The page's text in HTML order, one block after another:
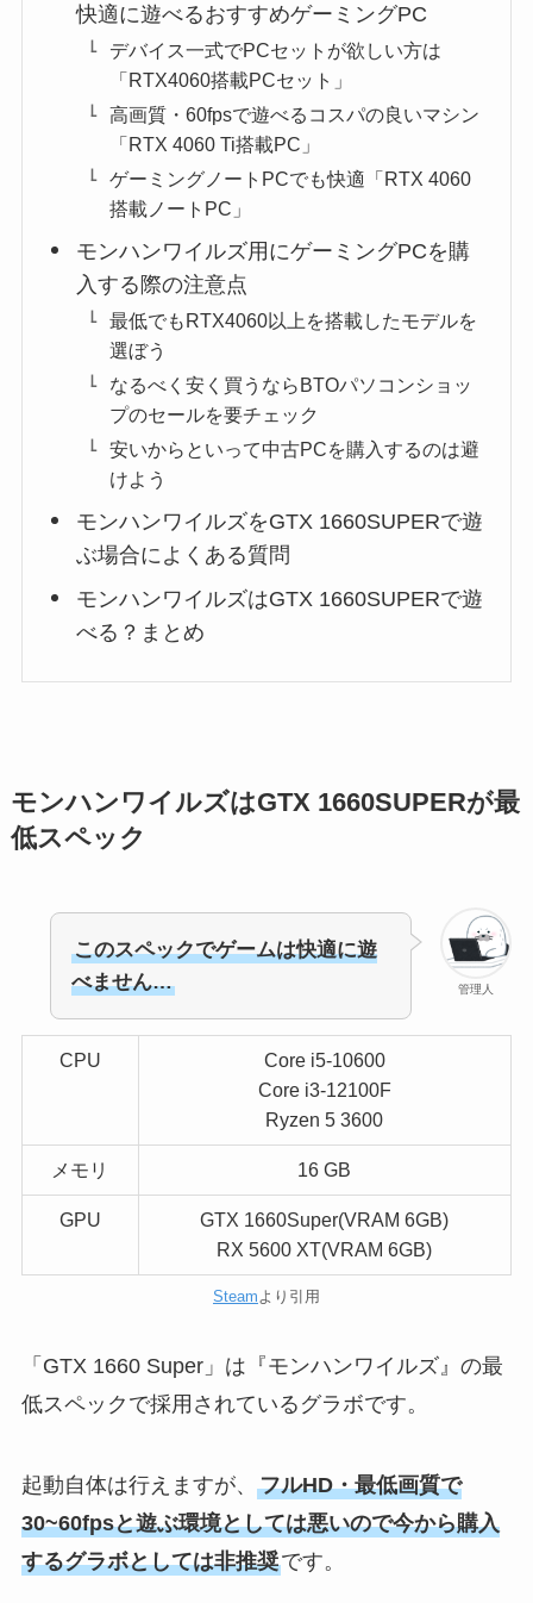
快適に遊べるおすすめゲーミングPC
デバイス一式でPCセットが欲しい方は
「RTX4060搭載PCセット」
高画質・60fpsで遊べるコスパの良いマシン
「RTX 4060 Ti搭載PC」
ゲーミングノートPCでも快適「RTX 4060
搭載ノートPC」
モンハンワイルズ用にゲーミングPCを購
入する際の注意点
最低でもRTX4060以上を搭載したモデルを
選ぼう
なるべく安く買うならBTOパソコンショッ
プのセールを要チェック
安いからといって中古PCを購入するのは避
けよう
モンハンワイルズをGTX 1660SUPERで遊
ぶ場合によくある質問
モンハンワイルズはGTX 1660SUPERで遊
べる？まとめ
モンハンワイルズはGTX 1660SUPERが最
低スペック
管理人
このスペックでゲームは快適に遊
べません…
CPU
Core i5-10600
Core i3-12100F
Ryzen 5 3600
メモリ 16 GB
GPU
GTX 1660Super(VRAM 6GB)
RX 5600 XT(VRAM 6GB)
Steamより引用
「GTX 1660 Super」は『モンハンワイルズ』の最
低スペックで採用されているグラボです。
起動自体は行えますが、 フルHD・最低画質で
30~60fpsと遊ぶ環境としては悪いので今から購入
するグラボとしては非推奨です。